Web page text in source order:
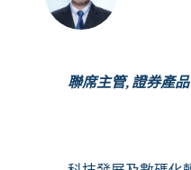
聯席主管, 證券產